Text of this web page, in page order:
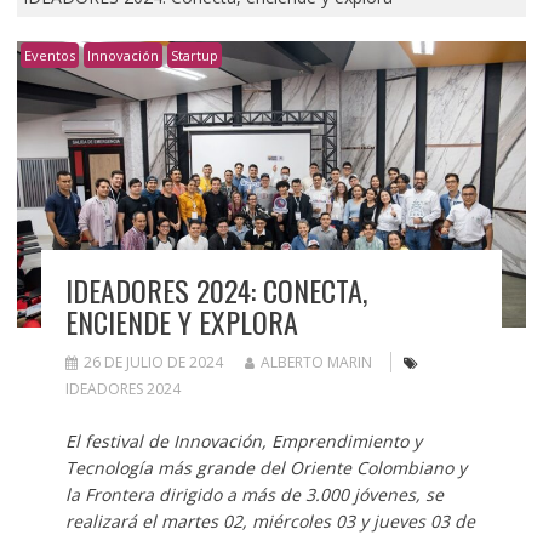
Eventos Innovación Startup
IDEADORES 2024: CONECTA,
ENCIENDE Y EXPLORA
26 DE JULIO DE 2024
ALBERTO MARIN
IDEADORES 2024
El festival de Innovación, Emprendimiento y
Tecnología más grande del Oriente Colombiano y
la Frontera dirigido a más de 3.000 jóvenes, se
realizará el martes 02, miércoles 03 y jueves 03 de